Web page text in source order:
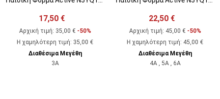
17,50 €
Αρχική τιμή: 35,00 € -50%
Η χαμηλότερη τιμή: 35,00 €
Διαθέσιμα Μεγέθη
3A
22,50 €
Αρχική τιμή: 45,00 € -50%
Η χαμηλότερη τιμή: 45,00 €
Διαθέσιμα Μεγέθη
4A , 5A , 6A